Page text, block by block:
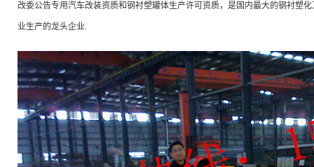
改委公告专用汽车改装资质和钢衬塑罐体生产许可资质，是国内最大的钢衬塑
业生产的龙头企业.